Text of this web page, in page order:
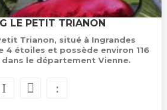
LE PETIT TRIANON
Trianon, situé à Ingrandes
4 étoiles et possède environ 116
le département Vienne.